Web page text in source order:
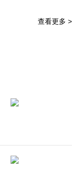
查看更多 >